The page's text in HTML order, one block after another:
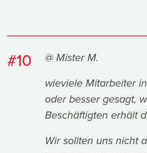
#10
@ Mister M.
wieviele Mitarbeiter
oder besser gesagt,
Beschäftigten erhält
Wir sollten uns nicht